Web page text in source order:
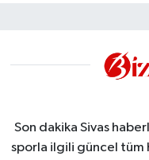
Son dakika Sivas
sporla ilgili güncel tüm